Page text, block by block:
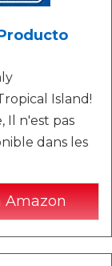
Island!
Il n'est pas
dans les
Amazon